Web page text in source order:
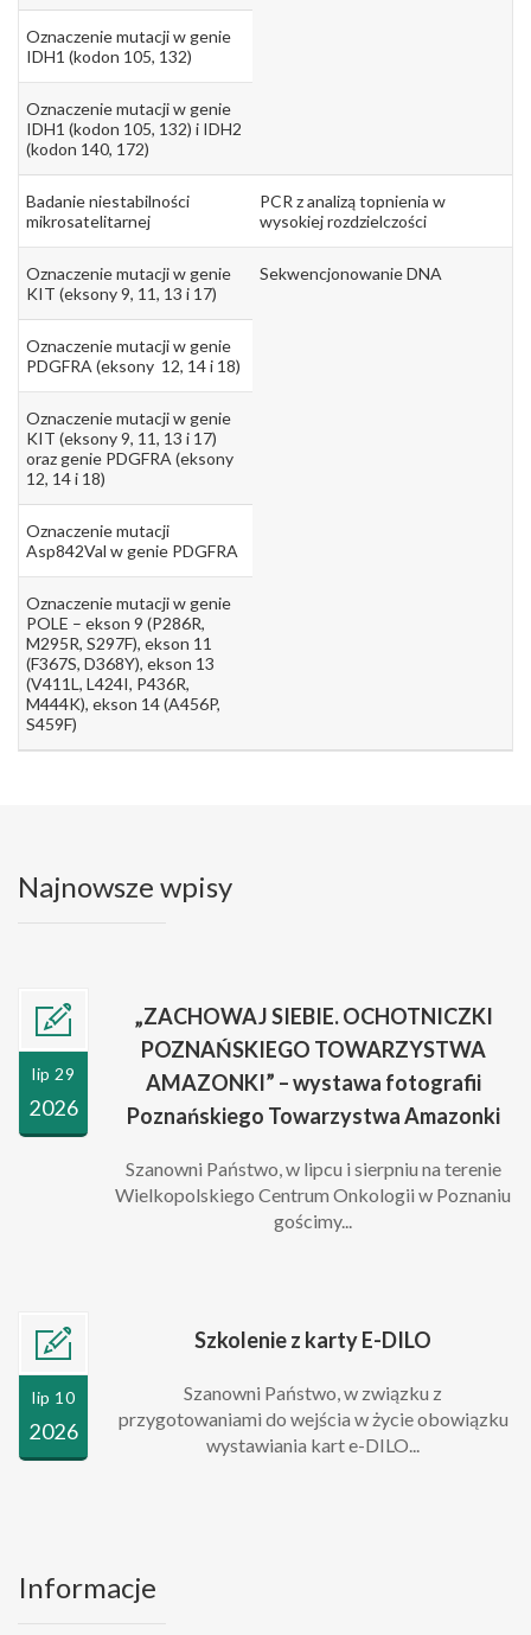
Oznaczenie mutacji w genie
IDH1 (kodon 105, 132)
Oznaczenie mutacji w genie
IDH1 (kodon 105, 132) i IDH2
(kodon 140, 172)
Badanie niestabilności
mikrosatelitarnej
PCR z analizą topnienia w
wysokiej rozdzielczości
Oznaczenie mutacji w genie
KIT (eksony 9, 11, 13 i 17)
Sekwencjonowanie DNA
Oznaczenie mutacji w genie
PDGFRA (eksony 12, 14 i 18)
Oznaczenie mutacji w genie
KIT (eksony 9, 11, 13 i 17)
oraz genie PDGFRA (eksony
12, 14 i 18)
Oznaczenie mutacji
Asp842Val w genie PDGFRA
Oznaczenie mutacji w genie
POLE – ekson 9 (P286R,
M295R, S297F), ekson 11
(F367S, D368Y), ekson 13
(V411L, L424I, P436R,
M444K), ekson 14 (A456P,
S459F)
Najnowsze wpisy
lip 29
2026
„ZACHOWAJ SIEBIE. OCHOTNICZKI
POZNAŃSKIEGO TOWARZYSTWA
AMAZONKI” – wystawa fotografii
Poznańskiego Towarzystwa Amazonki
Szanowni Państwo, w lipcu i sierpniu na terenie
Wielkopolskiego Centrum Onkologii w Poznaniu
gościmy...
lip 10
2026
Szkolenie z karty E-DILO
Szanowni Państwo, w związku z
przygotowaniami do wejścia w życie obowiązku
wystawiania kart e-DILO...
Informacje